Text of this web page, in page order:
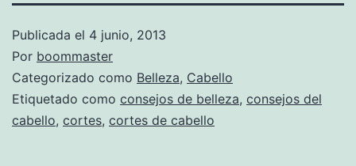
Publicada el 4 junio, 2013
Por boommaster
Categorizado como Belleza, Cabello
Etiquetado como consejos de belleza, consejos del
cabello, cortes, cortes de cabello